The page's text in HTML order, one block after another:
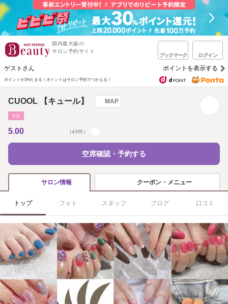
国内最大級の
サロン予約サイト
ブックマーク ログイン
ゲストさん ポイントを表示する
ポイントが1%たまる！ ポイントはサロン予約でつかえる！
CUOOL 【キュール】 MAP
ﾈｲﾙ
5.00 （43件）
空席確認・予約する
サロン情報 クーポン・メニュー
トップ フォト スタッフ ブログ 口コミ